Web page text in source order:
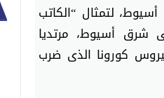
شوف حالة الطقس “انخفاض درجة
لتمثال “الكاتب
شرق أسيوط، مرتديا
كورونا الذى ضرب